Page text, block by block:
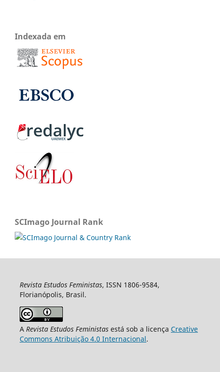
Indexada em
SCImago Journal Rank
Revista Estudos Feministas, ISSN 1806-9584,
Florianópolis, Brasil.
A Revista Estudos Feministasestá sob a licença Creative
Commons Atribuição 4.0 Internacional.